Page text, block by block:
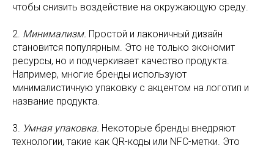
чтобы снизить воздействие на окружающую среду.
2. Минимализм. Простой и лаконичный дизайн
становится популярным. Это не только экономит
ресурсы, но и подчеркивает качество продукта.
Например, многие бренды используют
минималистичную упаковку с акцентом на логотип и
название продукта.
3. Умная упаковка. Некоторые бренды внедряют
технологии, такие как QR-коды или NFC-метки. Это